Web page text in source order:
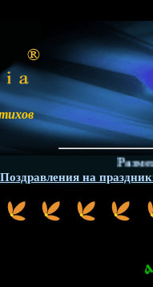
Поздравления на